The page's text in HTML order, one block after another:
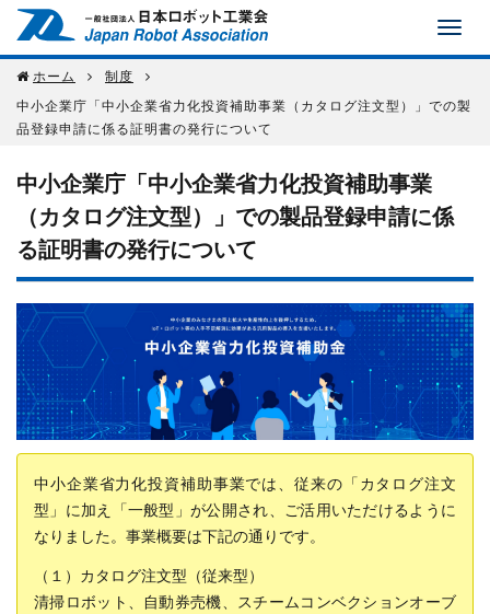
ホーム
制度
中小企業庁「中小企業省力化投資補助事業（カタログ注文型）」での製
品登録申請に係る証明書の発行について
中小企業庁「中小企業省力化投資補助事業
（カタログ注文型）」での製品登録申請に係
る証明書の発行について
中小企業省力化投資補助事業では、従来の「カタログ注文
型」に加え「一般型」が公開され、ご活用いただけるように
なりました。事業概要は下記の通りです。
（１）カタログ注文型（従来型）
清掃ロボット、自動券売機、スチームコンベクションオーブ